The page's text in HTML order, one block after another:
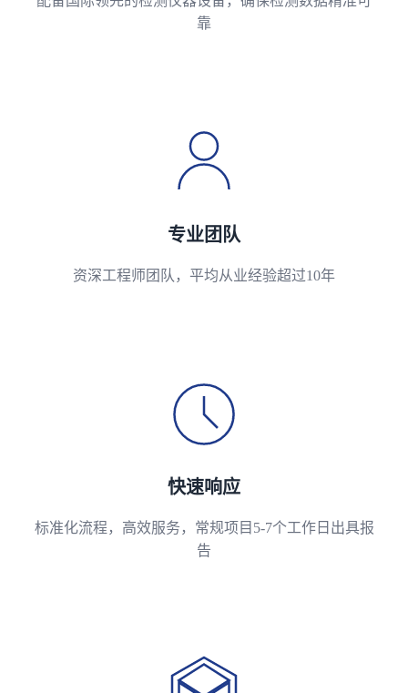
靠
专业团队
资深工程师团队，平均从业经验超过10年
快速响应
标准化流程，高效服务，常规项目5-7个工作日出具报
告